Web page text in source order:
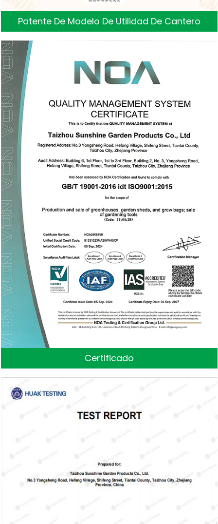
Patente De Modelo De Utilidad De Cantero
Certificado